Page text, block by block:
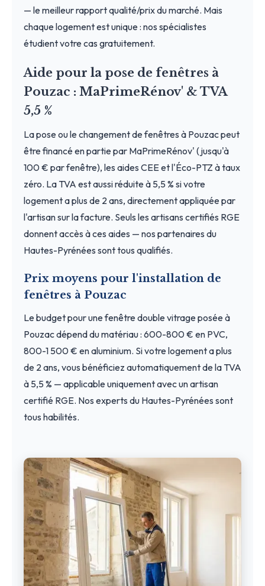
— le meilleur rapport qualité/prix du marché. Mais
chaque logement est unique : nos spécialistes
étudient votre cas gratuitement.
Aide pour la pose de fenêtres à
Pouzac : MaPrimeRénov' & TVA
5,5 %
La pose ou le changement de fenêtres à Pouzac peut
être financé en partie par MaPrimeRénov' (jusqu'à
100 € par fenêtre), les aides CEE et l'Éco-PTZ à taux
zéro. La TVA est aussi réduite à 5,5 % si votre
logement a plus de 2 ans, directement appliquée par
l'artisan sur la facture. Seuls les artisans certifiés RGE
donnent accès à ces aides — nos partenaires du
Hautes-Pyrénées sont tous qualifiés.
Prix moyens pour l'installation de
fenêtres à Pouzac
Le budget pour une fenêtre double vitrage posée à
Pouzac dépend du matériau : 600-800 € en PVC,
800-1 500 € en aluminium. Si votre logement a plus
de 2 ans, vous bénéficiez automatiquement de la TVA
à 5,5 % — applicable uniquement avec un artisan
certifié RGE. Nos experts du Hautes-Pyrénées sont
tous habilités.